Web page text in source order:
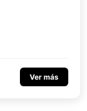
Ver más